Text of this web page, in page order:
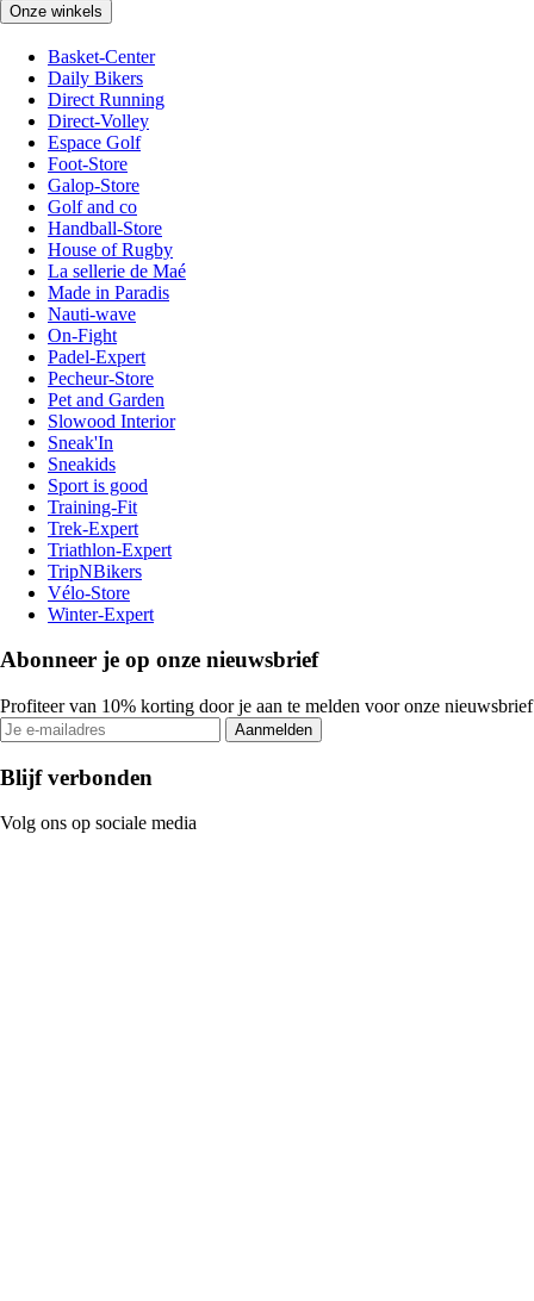
Onze winkels
Basket-Center
Daily Bikers
Direct Running
Direct-Volley
Espace Golf
Foot-Store
Galop-Store
Golf and co
Handball-Store
House of Rugby
La sellerie de Maé
Made in Paradis
Nauti-wave
On-Fight
Padel-Expert
Pecheur-Store
Pet and Garden
Slowood Interior
Sneak'In
Sneakids
Sport is good
Training-Fit
Trek-Expert
Triathlon-Expert
TripNBikers
Vélo-Store
Winter-Expert
Abonneer je op onze nieuwsbrief
Profiteer van 10% korting door je aan te melden voor onze nieuwsbrief
Aanmelden
Blijf verbonden
Volg ons op sociale media